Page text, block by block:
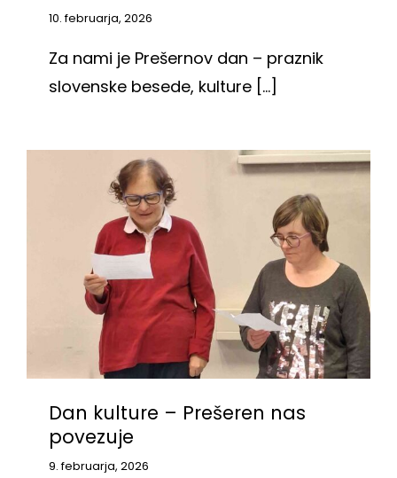
10. februarja, 2026
Za nami je Prešernov dan – praznik
slovenske besede, kulture [...]
Dan kulture – Prešeren nas
povezuje
9. februarja, 2026